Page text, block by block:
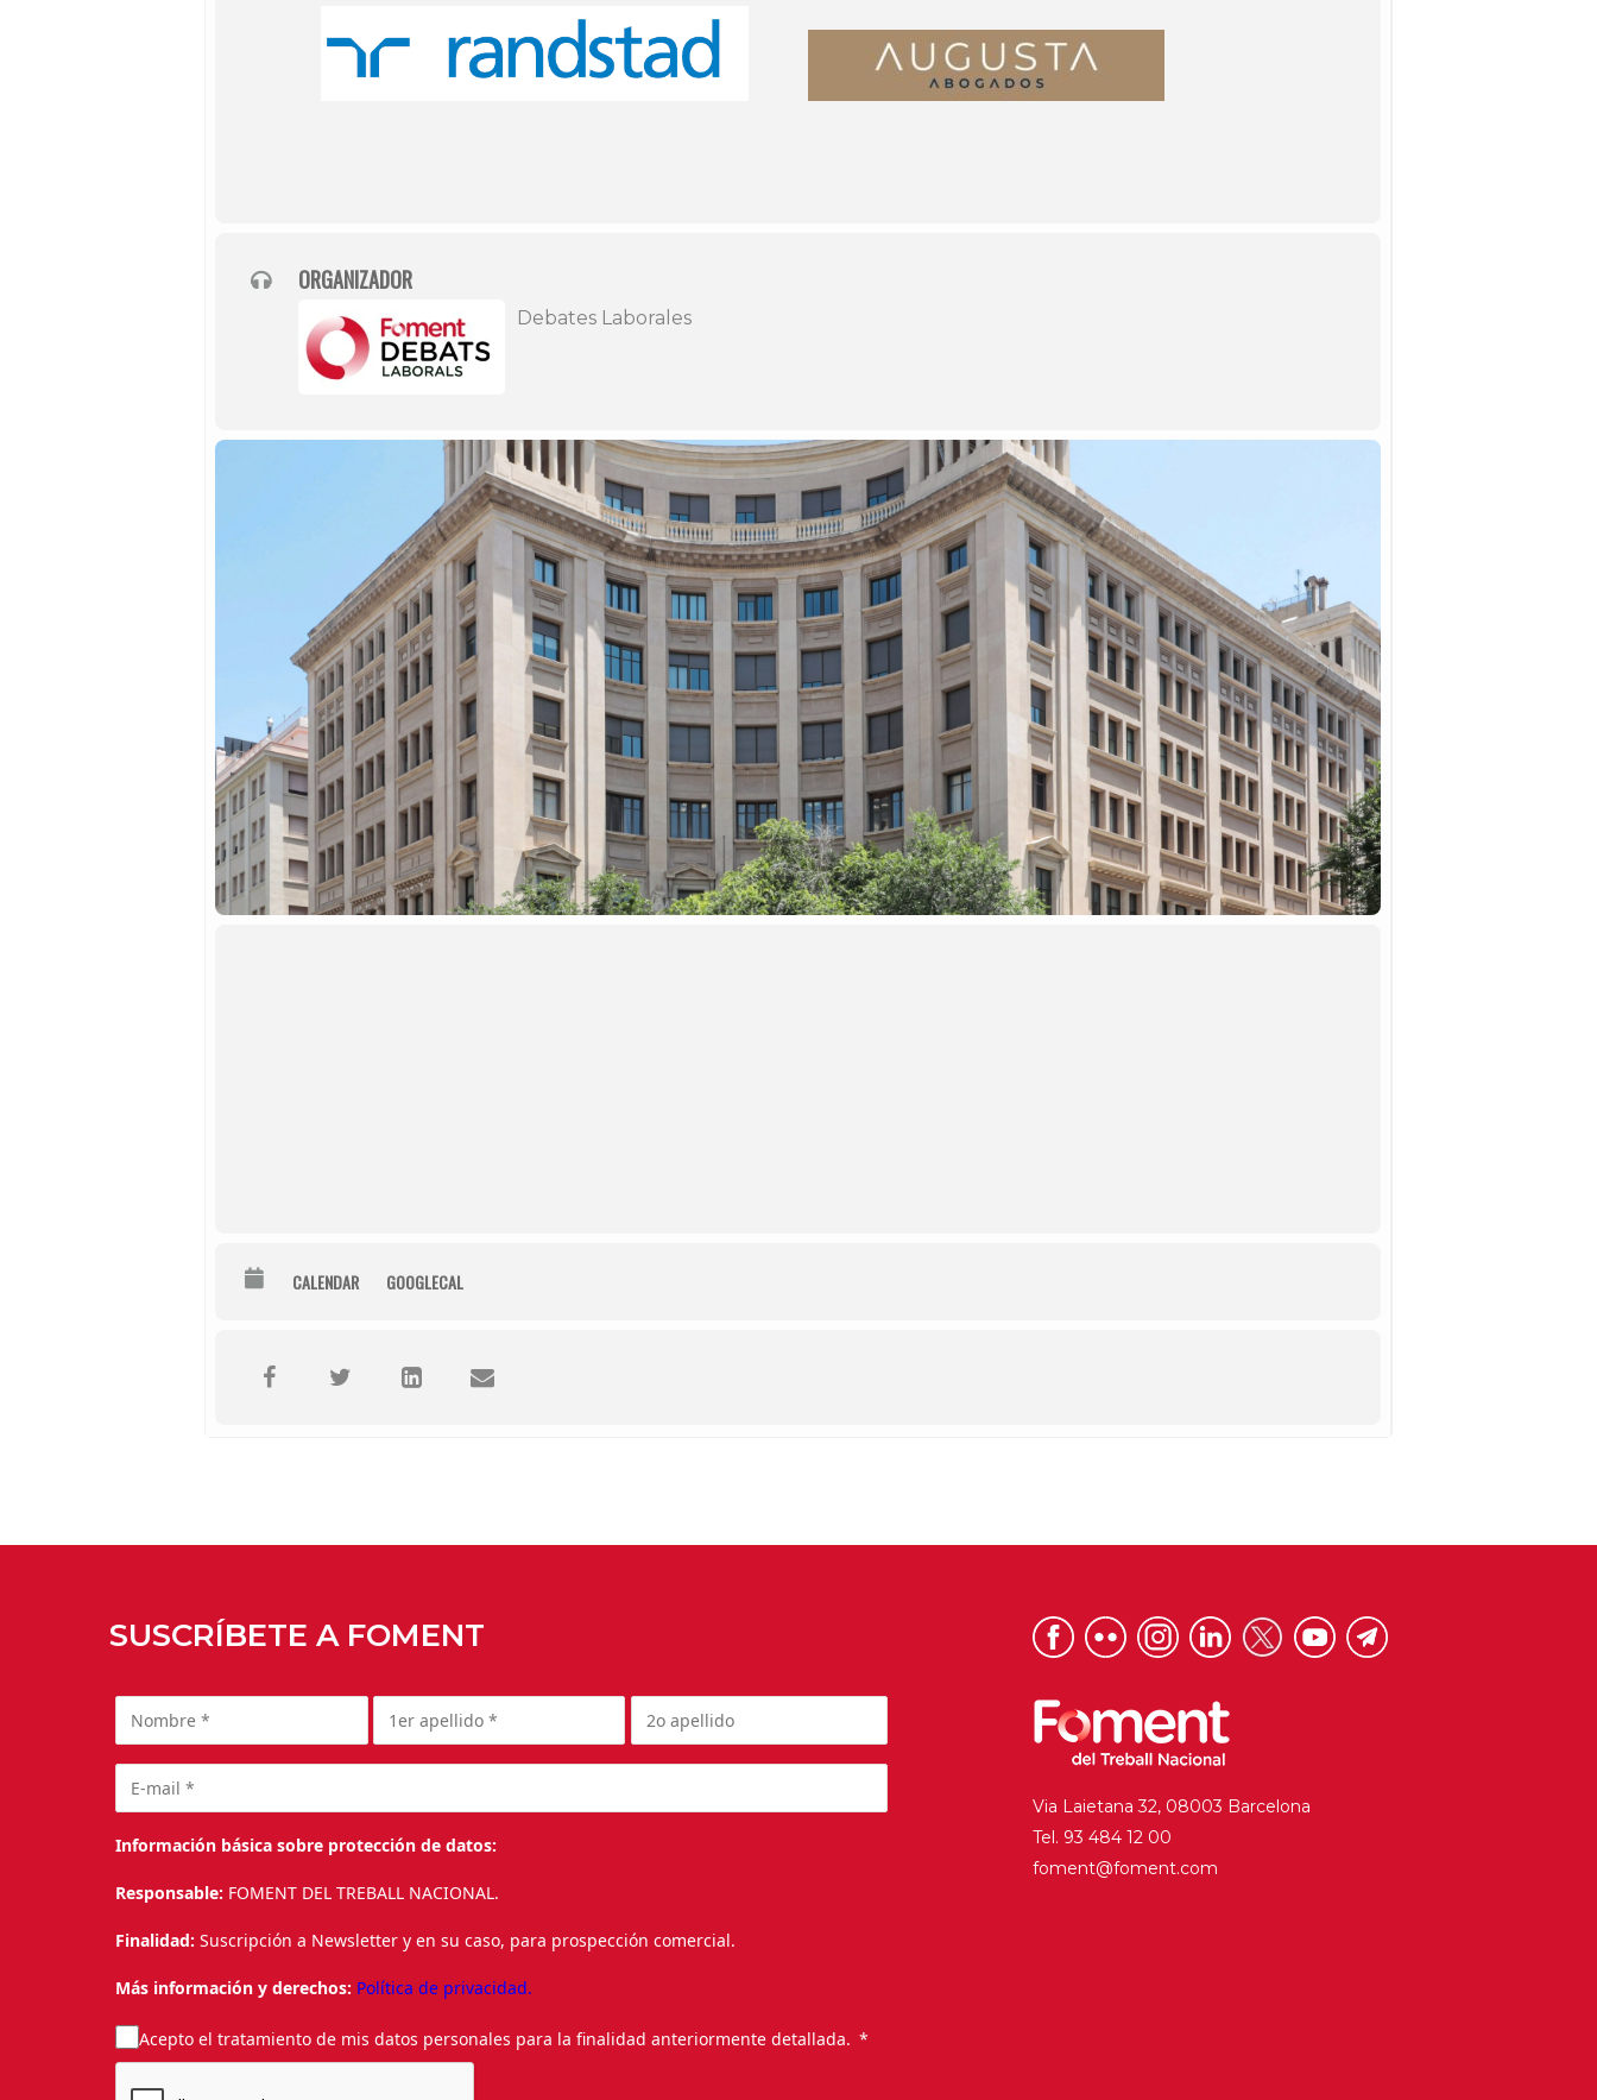
ORGANIZADOR
Debates Laborales
CALENDAR GOOGLECAL
SUSCRÍBETE A FOMENT
Información básica sobre protección de datos:
Responsable: FOMENT DEL TREBALL NACIONAL.
Finalidad: Suscripción a Newsletter y en su caso, para prospección comercial.
Más información y derechos: Política de privacidad.
Acepto el tratamiento de mis datos personales para la finalidad anteriormente detallada.
Via Laietana 32, 08003 Barcelona
Tel. 93 484 12 00
foment@foment.com